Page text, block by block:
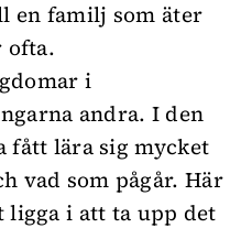
en familj som äter
ofta.
i
andra. I den
fått lära sig mycket
vad som pågår. Här
i att ta upp det